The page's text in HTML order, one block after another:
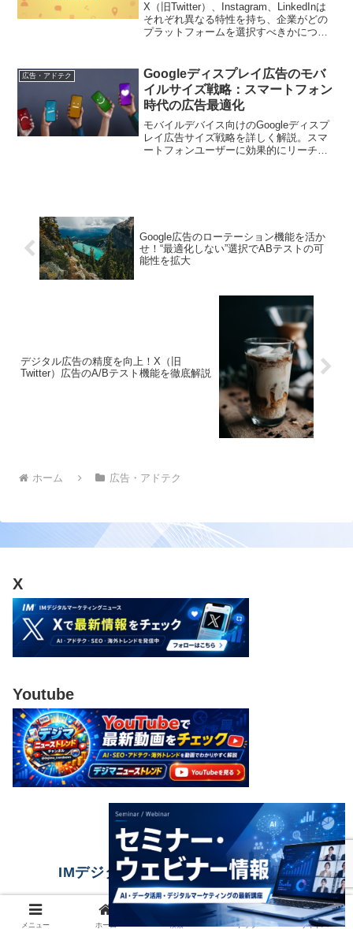
X（旧Twitter）、Instagram、LinkedInは
それぞれ異なる特性を持ち、企業がどの
プラットフォームを選択すべきかについ
ト、最適な使用シナリオについて詳細に
分析します。
広告・アドテク
Googleディスプレイ広告のモバ
イルサイズ戦略：スマートフォン
時代の広告最適化
モバイルデバイス向けのGoogleディスプ
レイ広告サイズ戦略を詳しく解説。スマ
ートフォンユーザーに効果的にリーチす
Google広告のローテーション機能を活か
せ！“最適化しない”選択でABテストの可
能性を拡大
デジタル広告の精度を向上！X（旧
Twitter）広告のA/Bテスト機能を徹底解説
ホーム 広告・アドテク
X
Youtube
IMデジタルマーケティングニュース
© 2023 IMデジタルマーケティングニュース.
メニュー ホーム 検索 トップ サイドバー